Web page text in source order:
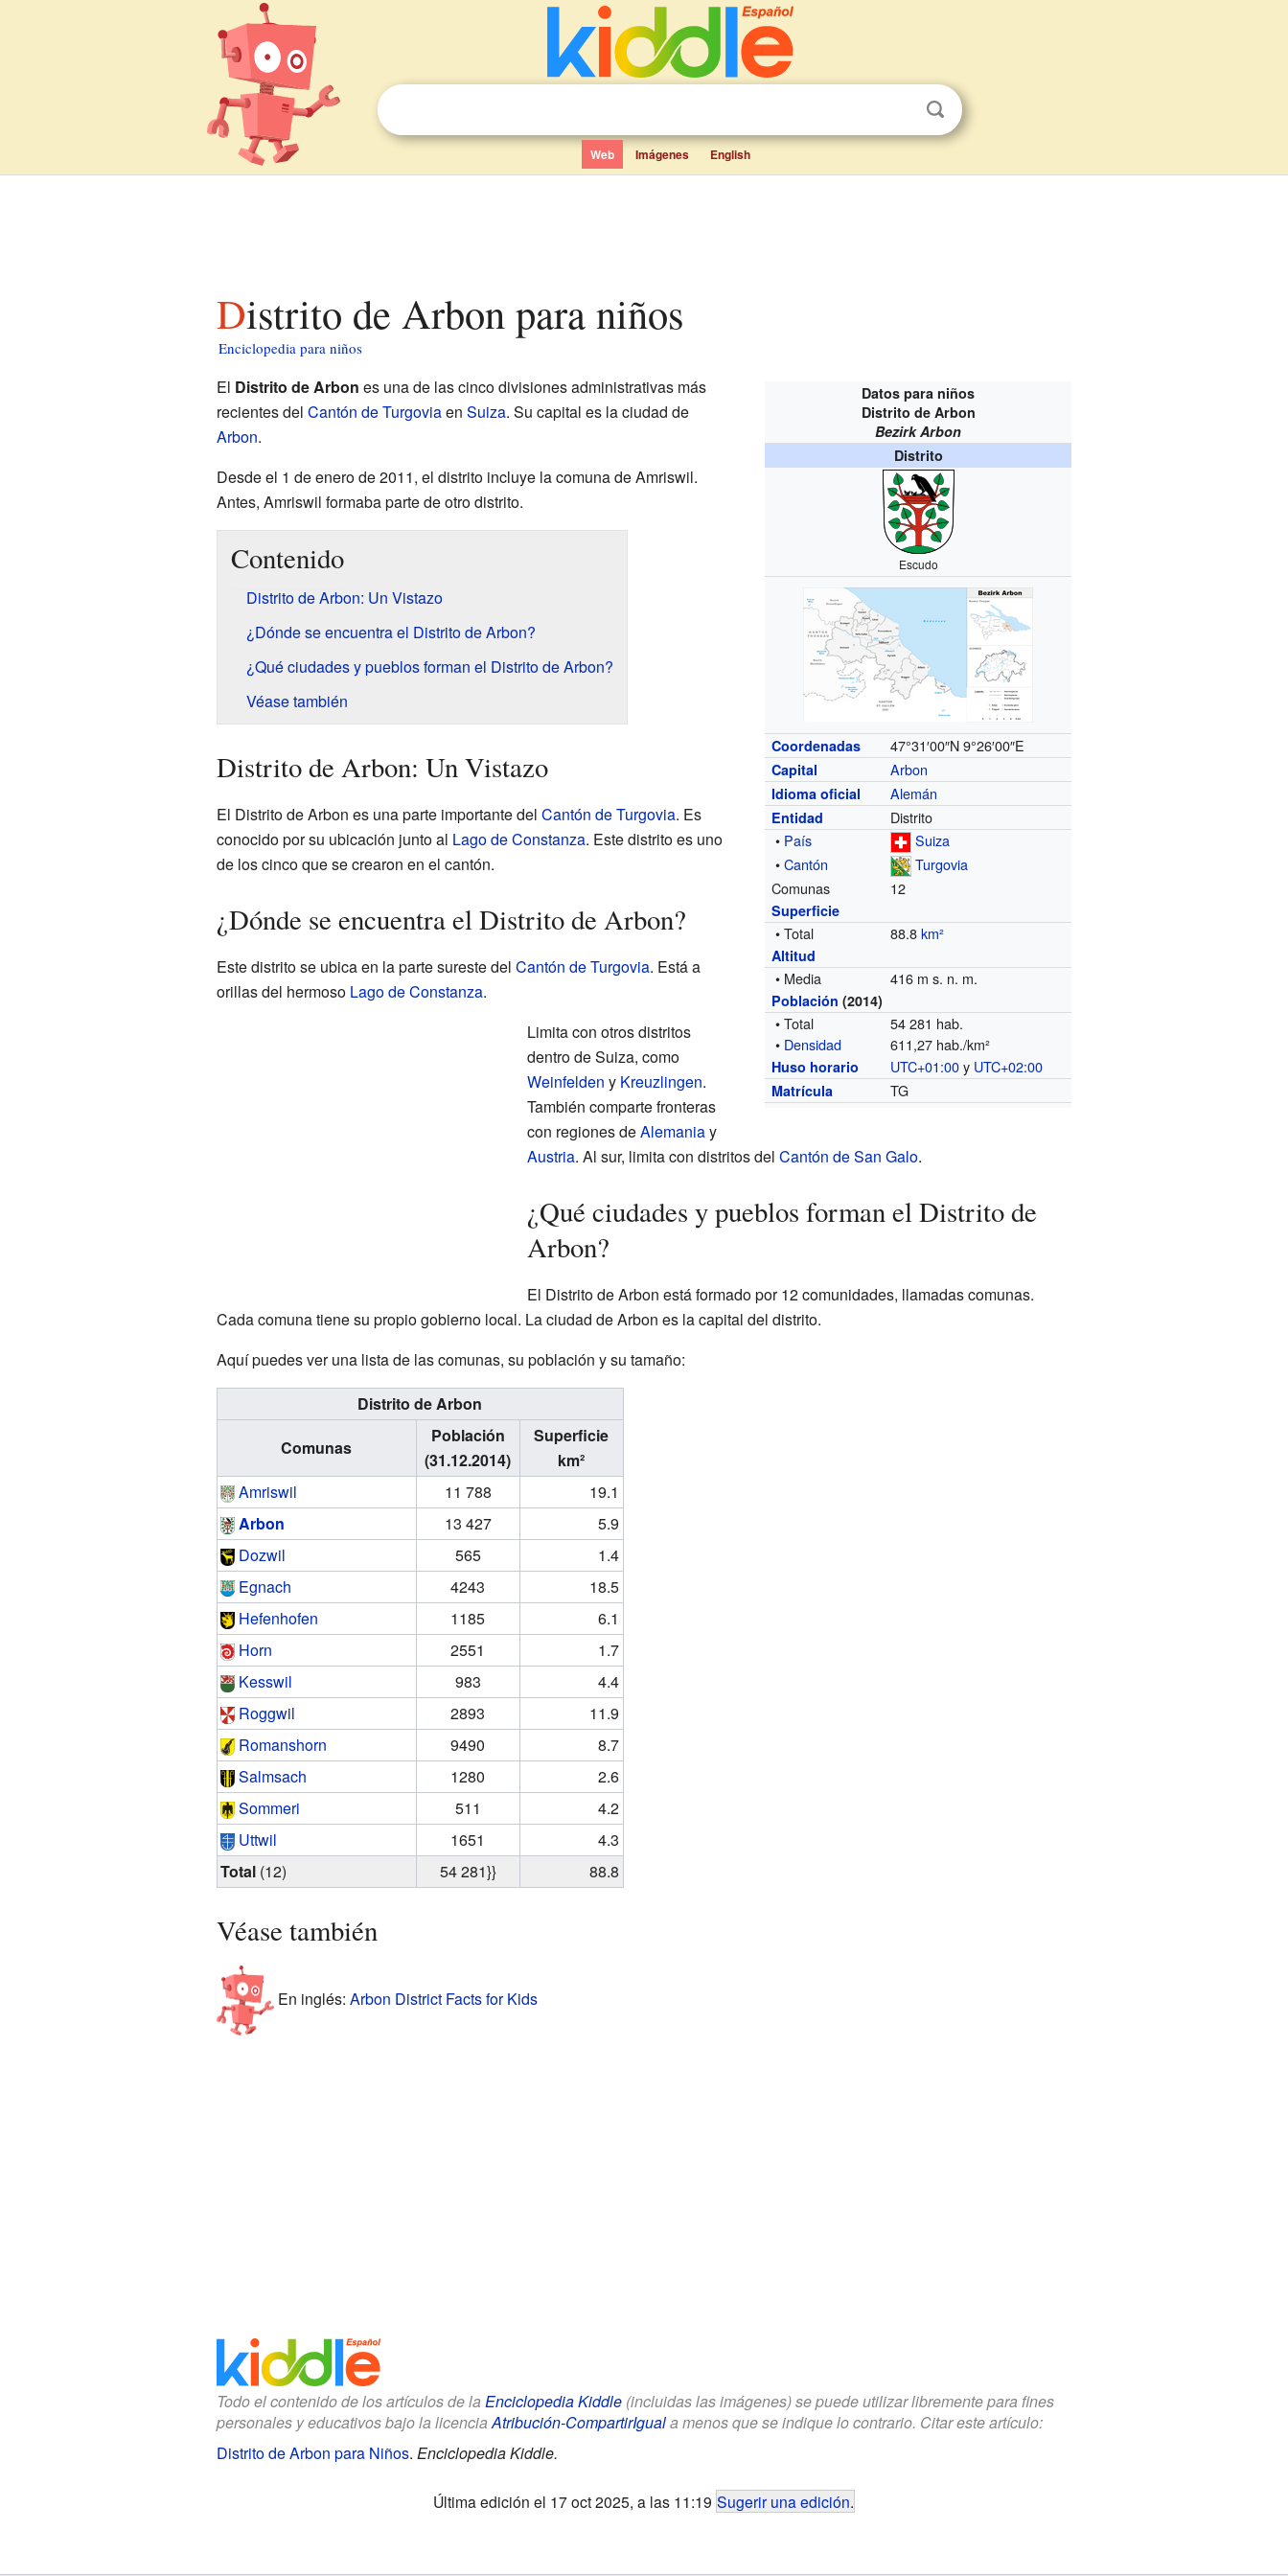
Web Imágenes English
Distrito de Arbon para niños
Enciclopedia para niños
Datos para niños
Distrito de Arbon
Bezirk Arbon
Distrito
Escudo
Coordenadas 47°31′00″N 9°26′00″E
Capital Arbon
Idioma oficial Alemán
Entidad
Distrito
• País
Suiza
•Cantón
Turgovia
Comunas
12
Superficie
• Total 88.8km²
Altitud
• Media 416 m s. n. m.
Población (2014)
• Total
54 281 hab.
• Densidad 611,27 hab./km²
Huso horario UTC+01:00y UTC+02:00
Matrícula TG
El Distrito de Arbon es una de las cinco divisiones administrativas más
recientes del Cantón de Turgoviaen Suiza. Su capital es la ciudad de
Arbon.
Desde el 1 de enero de 2011, el distrito incluye la comuna de Amriswil.
Antes, Amriswil formaba parte de otro distrito.
Contenido
Distrito de Arbon: Un Vistazo
¿Dónde se encuentra el Distrito de Arbon?
¿Qué ciudades y pueblos forman el Distrito de Arbon?
Véase también
Distrito de Arbon: Un Vistazo
El Distrito de Arbon es una parte importante del Cantón de Turgovia. Es
conocido por su ubicación junto al Lago de Constanza. Este distrito es uno
de los cinco que se crearon en el cantón.
¿Dónde se encuentra el Distrito de Arbon?
Este distrito se ubica en la parte sureste del Cantón de Turgovia. Está a
orillas del hermoso Lago de Constanza.
Limita con otros distritos
dentro de Suiza, como
Weinfelden y Kreuzlingen.
También comparte fronteras
con regiones deAlemaniay
Austria. Al sur, limita con distritos del Cantón de San Galo.
¿Qué ciudades y pueblos forman el Distrito de
Arbon?
El Distrito de Arbon está formado por 12 comunidades, llamadas comunas.
Cada comuna tiene su propio gobierno local. La ciudad de Arbon es la capital del distrito.
Aquí puedes ver una lista de las comunas, su población y su tamaño:
Distrito de Arbon
Comunas
Población
(31.12.2014)
Superficie
km²
Amriswil
11 788
19.1
Arbon
13 427
5.9
Dozwil
565
1.4
Egnach
4243
18.5
Hefenhofen
1185
6.1
Horn
2551
1.7
Kesswil
983
4.4
Roggwil
2893
11.9
Romanshorn
9490
8.7
Salmsach
1280
2.6
Sommeri
511
4.2
Uttwil
1651
4.3
Total(12) 54 281}} 88.8
Véase también
En inglés: Arbon District Facts for Kids
Todo el contenido de los artículos de la Enciclopedia Kiddle(incluidas las imágenes) se puede utilizar libremente para fines
personales y educativos bajo la licenciaAtribución-CompartirIguala menos que se indique lo contrario. Citar este artículo:
Distrito de Arbon para Niños. Enciclopedia Kiddle.
Última edición el 17 oct 2025, a las 11:19 Sugerir una edición.